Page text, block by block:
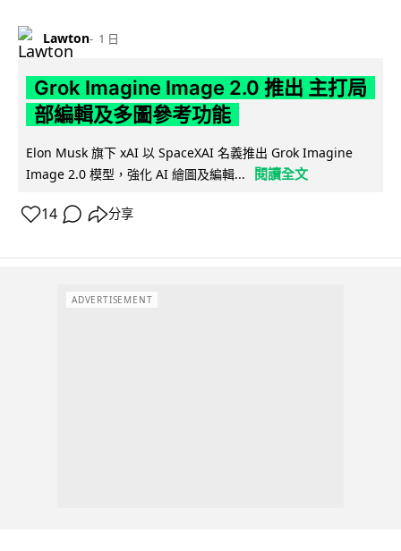
Lawton 1 日
Grok Imagine Image 2.0 推出 主打局
部編輯及多圖參考功能
Elon Musk 旗下 xAI 以 SpaceXAI 名義推出 Grok Imagine
Image 2.0 模型，強化 AI 繪圖及編輯...
閱讀全文
14 分享
ADVERTISEMENT